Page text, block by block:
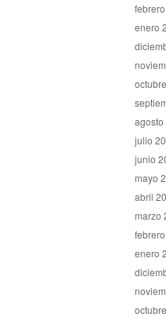
enero
agosto
julio
junio
mayo
abril
marzo
enero